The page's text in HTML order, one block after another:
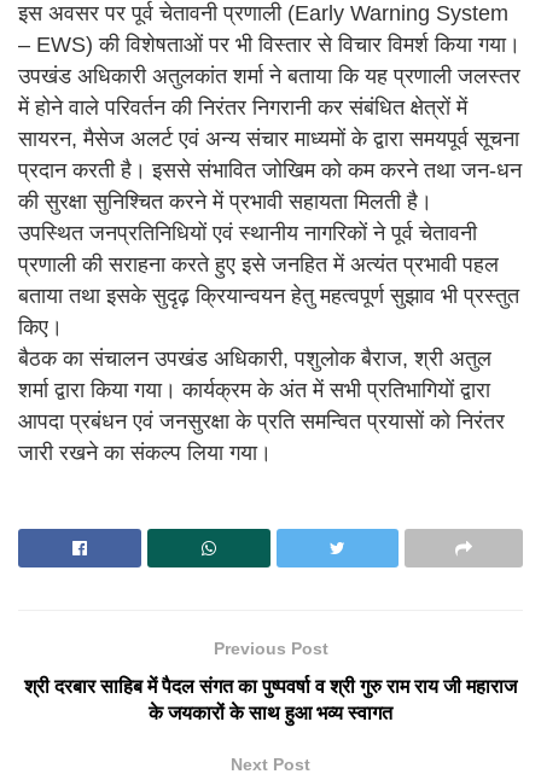
इस अवसर पर पूर्व चेतावनी प्रणाली (Early Warning System
– EWS) की विशेषताओं पर भी विस्तार से विचार विमर्श किया गया।
उपखंड अधिकारी अतुलकांत शर्मा ने बताया कि यह प्रणाली जलस्तर
में होने वाले परिवर्तन की निरंतर निगरानी कर संबंधित क्षेत्रों में
सायरन, मैसेज अलर्ट एवं अन्य संचार माध्यमों के द्वारा समयपूर्व सूचना
प्रदान करती है। इससे संभावित जोखिम को कम करने तथा जन-धन
की सुरक्षा सुनिश्चित करने में प्रभावी सहायता मिलती है।
उपस्थित जनप्रतिनिधियों एवं स्थानीय नागरिकों ने पूर्व चेतावनी
प्रणाली की सराहना करते हुए इसे जनहित में अत्यंत प्रभावी पहल
बताया तथा इसके सुदृढ़ क्रियान्वयन हेतु महत्वपूर्ण सुझाव भी प्रस्तुत
किए।
बैठक का संचालन उपखंड अधिकारी, पशुलोक बैराज, श्री अतुल
शर्मा द्वारा किया गया। कार्यक्रम के अंत में सभी प्रतिभागियों द्वारा
आपदा प्रबंधन एवं जनसुरक्षा के प्रति समन्वित प्रयासों को निरंतर
जारी रखने का संकल्प लिया गया।
Previous Post
श्री दरबार साहिब में पैदल संगत का पुष्पवर्षा व श्री गुरु राम राय जी महाराज
के जयकारों के साथ हुआ भव्य स्वागत
Next Post